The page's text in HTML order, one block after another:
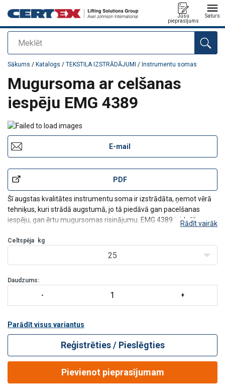
Meklēt
Jūsu
pieprasījums
Saturs
Pievienots jūsu pasūtījumam
Sākums / Katalogs / TEKSTILA IZSTRĀDĀJUMI / Instrumentu somas
Mugursoma ar celšanas
iespēju EMG 4389
E-mail
PDF
Šī augstas kvalitātes instrumentu soma ir izstrādāta, ņemot vērā
tehniķus, kuri strādā augstumā, jo tā piedāvā gan pacelšanas
iespēju, gan ērtu mugursomas risinājumu. EMG 4389 ir ideāli
klēpjdatoram un pusdienu kastei.
Rādīt vairāk
Celtspēja kg
25
Daudzums:
Parādīt visus variantus
Reģistrēties / Pieslēgties
Pievienot pieprasījumam